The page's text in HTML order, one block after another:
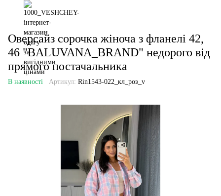
Оверсайз сорочка жіноча з фланелі 42,
46 "BALUVANA_BRAND" недорого від
прямого постачальника
В наявності Артикул: Rin1543-022_кл_роз_v